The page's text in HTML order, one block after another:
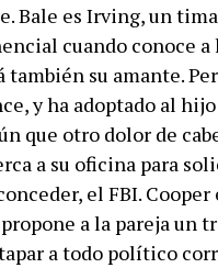
Bale es Irving, un
cuando conoce a
también su amante.
y ha adoptado al
que otro dolor de
a su oficina para
el FBI.
a la pareja un
a todo político